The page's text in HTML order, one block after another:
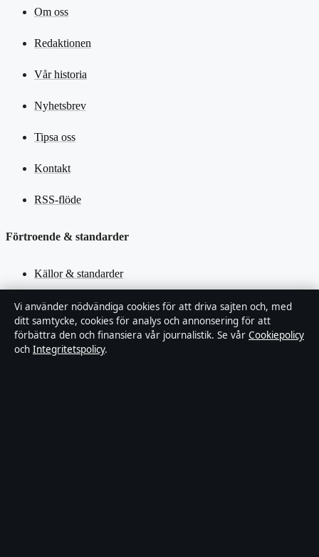
Om oss
Redaktionen
Vår historia
Nyhetsbrev
Tipsa oss
Kontakt
RSS-flöde
Förtroende & standarder
Källor & standarder
Redaktionell policy
Rättelsepolicy
Vi använder nödvändiga cookies för att driva sajten och, med
ditt samtycke, cookies för analys och annonsering för att
förbättra den och finansiera vår journalistik. Se vår Cookiepolicy
och Integritetspolicy.